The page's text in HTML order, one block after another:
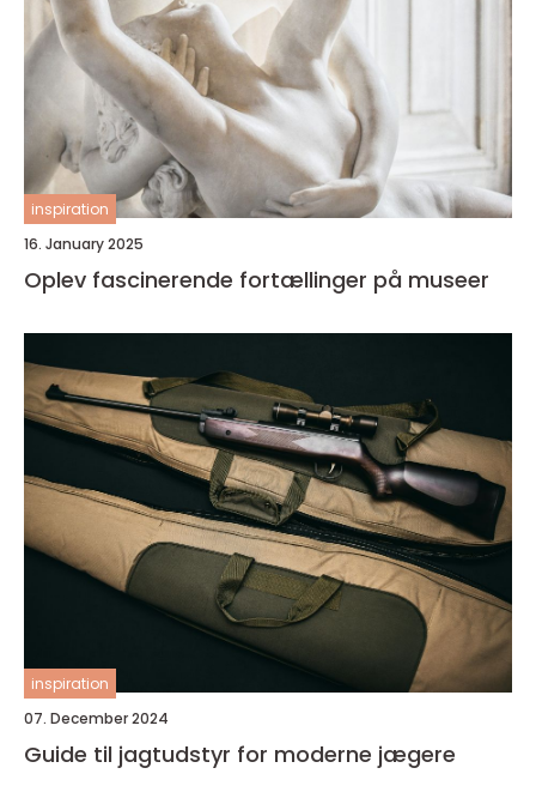
inspiration
16. January 2025
Oplev fascinerende fortællinger på museer
inspiration
07. December 2024
Guide til jagtudstyr for moderne jægere